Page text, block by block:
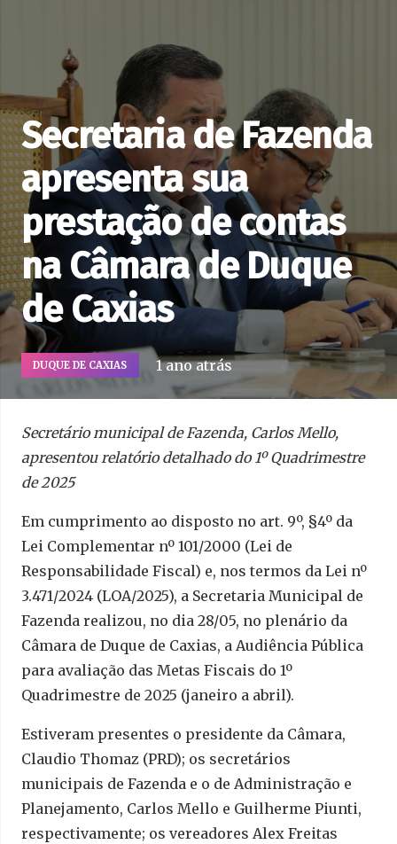
Secretaria de Fazenda
apresenta sua
prestação de contas
na Câmara de Duque
de Caxias
DUQUE DE CAXIAS 1 ano atrás
Secretário municipal de Fazenda, Carlos Mello,
apresentou relatório detalhado do 1º Quadrimestre
de 2025
Em cumprimento ao disposto no art. 9º, §4º da
Lei Complementar nº 101/2000 (Lei de
Responsabilidade Fiscal) e, nos termos da Lei nº
3.471/2024 (LOA/2025), a Secretaria Municipal de
Fazenda realizou, no dia 28/05, no plenário da
Câmara de Duque de Caxias, a Audiência Pública
para avaliação das Metas Fiscais do 1º
Quadrimestre de 2025 (janeiro a abril).
Estiveram presentes o presidente da Câmara,
Claudio Thomaz (PRD); os secretários
municipais de Fazenda e o de Administração e
Planejamento, Carlos Mello e Guilherme Piunti,
respectivamente; os vereadores Alex Freitas